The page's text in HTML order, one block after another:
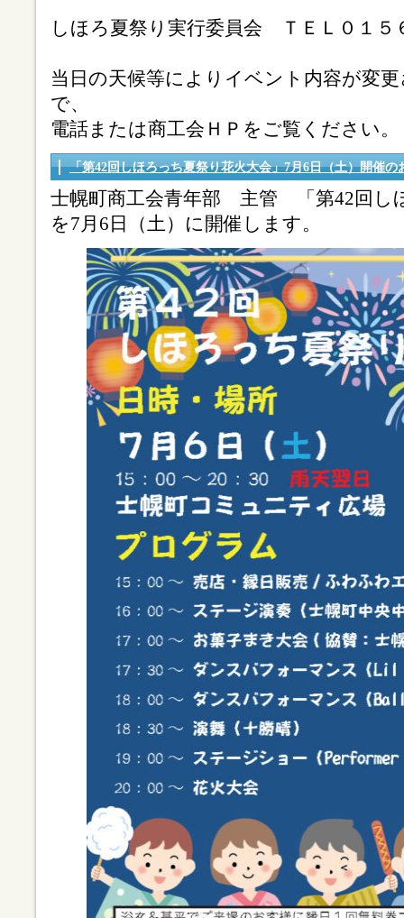
しほろ夏祭り実行委員会 ＴＥＬ０１５
当日の天候等によりイベント内容が変
で、
電話または商工会ＨＰをご覧ください。
「第42回しほろっち夏祭り花火大会」7月6日（土）開催の
士幌町商工会青年部 主管 「第42回し
を7月6日（土）に開催します。